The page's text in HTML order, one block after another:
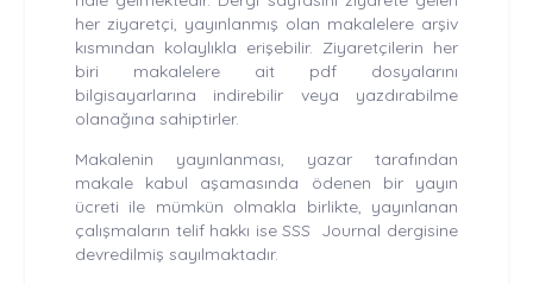
her ziyaretçi, yayınlanmış olan makalelere arşiv
kısmından kolaylıkla erişebilir. Ziyaretçilerin her
biri makalelere ait pdf dosyalarını
bilgisayarlarına indirebilir veya yazdırabilme
olanağına sahiptirler.
Makalenin yayınlanması, yazar tarafından
makale kabul aşamasında ödenen bir yayın
ücreti ile mümkün olmakla birlikte, yayınlanan
çalışmaların telif hakkı ise SSS Journal dergisine
devredilmiş sayılmaktadır.